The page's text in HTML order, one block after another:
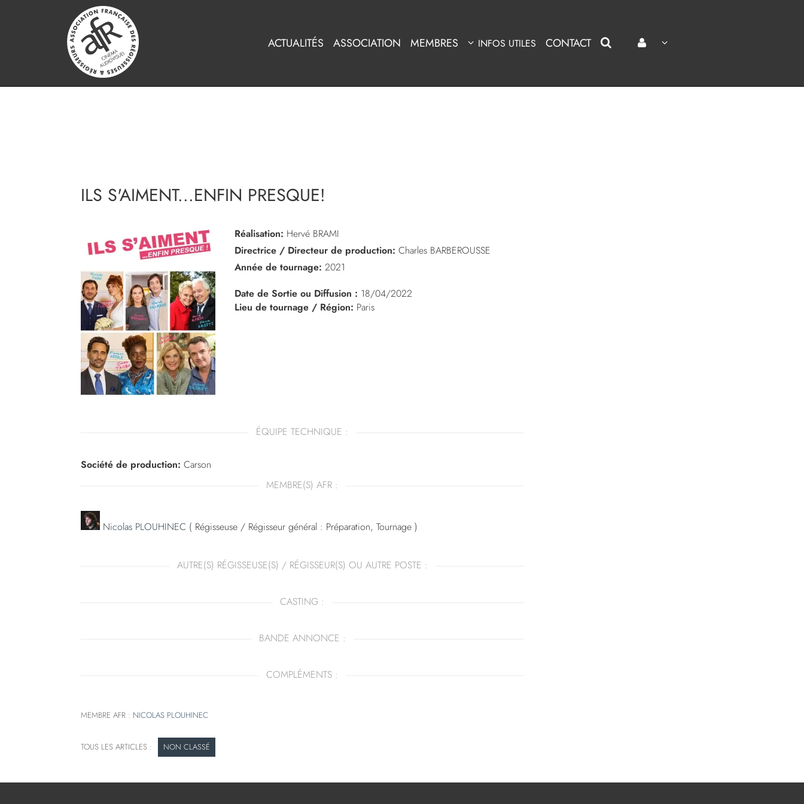
ACTUALITÉS ASSOCIATION MEMBRES INFOS UTILES CONTACT
ILS S'AIMENT...ENFIN PRESQUE!
Réalisation: Hervé BRAMI
Directrice / Directeur de production: Charles BARBEROUSSE
Année de tournage: 2021
Date de Sortie ou Diffusion : 18/04/2022
Lieu de tournage / Région: Paris
ÉQUIPE TECHNIQUE :
Société de production: Carson
MEMBRE(S) AFR :
Nicolas PLOUHINEC ( Régisseuse / Régisseur général : Préparation, Tournage )
AUTRE(S) RÉGISSEUSE(S) / RÉGISSEUR(S) OU AUTRE POSTE :
CASTING :
BANDE ANNONCE :
COMPLÉMENTS :
MEMBRE AFR : NICOLAS PLOUHINEC
NON CLASSÉ